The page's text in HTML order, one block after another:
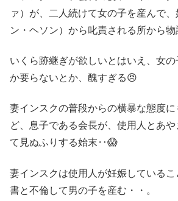
ァ）が、二人続けて女の子を産んで
ン・ヘソン）から叱責される所から物
いくら跡継ぎが欲しいとはいえ、女
か要らないとか、醜すぎる😠
妻インスクの普段からの横暴な態度
ど、息子である会長が、使用人とあ
て見ぬふりする始末‥😱
妻インスクは使用人が妊娠している
書と不倫して男の子を産む・・。